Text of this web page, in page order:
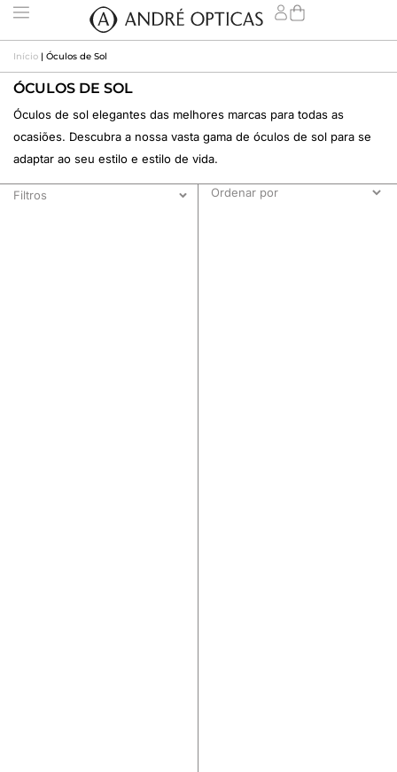
Início | Óculos de Sol
ÓCULOS DE SOL
Óculos de sol elegantes das melhores marcas para todas as
ocasiões. Descubra a nossa vasta gama de óculos de sol para se
adaptar ao seu estilo e estilo de vida.
Filtros